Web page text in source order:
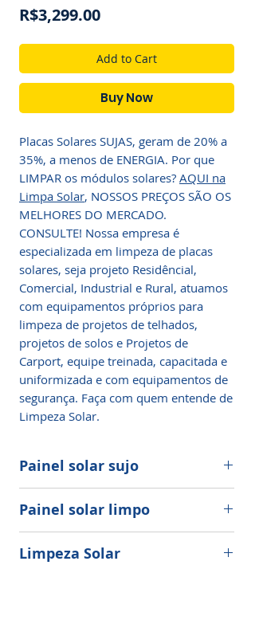
R$3,299.00Price
Add to Cart
Buy Now
Placas Solares SUJAS, geram de 20% a
35%, a menos de ENERGIA. Por que
LIMPAR os módulos solares? AQUI na
Limpa Solar, NOSSOS PREÇOS SÃO OS
MELHORES DO MERCADO.
CONSULTE! Nossa empresa é
especializada em limpeza de placas
solares, seja projeto Residêncial,
Comercial, Industrial e Rural, atuamos
com equipamentos próprios para
limpeza de projetos de telhados,
projetos de solos e Projetos de
Carport, equipe treinada, capacitada e
uniformizada e com equipamentos de
segurança. Faça com quem entende de
Limpeza Solar.
Painel solar sujo
solares diminuem sua capacidade de
desempenho.
Se você deixar seus painéis solares
Painel solar limpo
permitindo que a luz entre nas células
Limpeza Solar